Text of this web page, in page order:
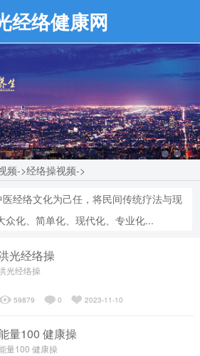
经络健康网
频->经络操视频->
医经络文化为己任，将民间传统疗法与现
众化、简单化、现代化、专业化...
光经络操
光经络操
59879 0 2023-11-10
量100 健康操
量100 健康操